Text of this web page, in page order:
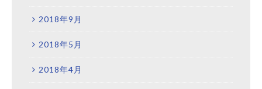
2018年9月
2018年5月
2018年4月